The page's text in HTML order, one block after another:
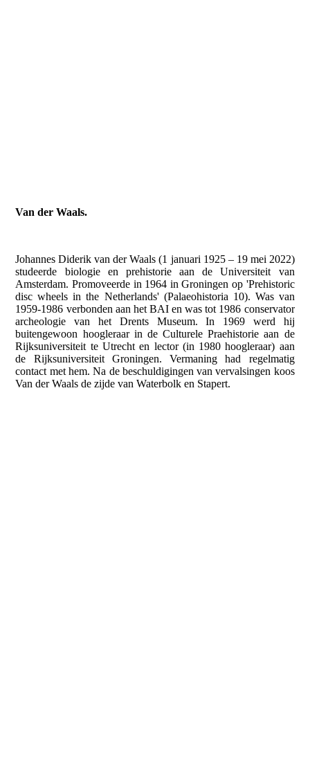
Van der Waals.
Johannes Diderik van der Waals (1 januari 1925 – 19 mei 2022)
studeerde biologie en prehistorie aan de Universiteit van
Amsterdam. Promoveerde in 1964 in Groningen op 'Prehistoric
disc wheels in the Netherlands' (Palaeohistoria 10). Was van
1959-1986 verbonden aan het BAI en was tot 1986 conservator
archeologie van het Drents Museum. In 1969 werd hij
buitengewoon hoogleraar in de Culturele Praehistorie aan de
Rijksuniversiteit te Utrecht en lector (in 1980 hoogleraar) aan
de Rijksuniversiteit Groningen. Vermaning had regelmatig
contact met hem. Na de beschuldigingen van vervalsingen koos
Van der Waals de zijde van Waterbolk en Stapert.